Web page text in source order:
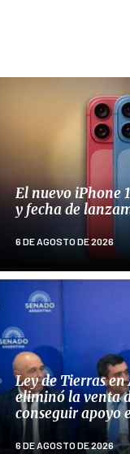
El nuevo iPhone
y fecha de
6 DE AGOSTO DE 2026
Ley de Tierras
eliminó la venta
conseguir apoyo
6 DE AGOSTO DE 2026